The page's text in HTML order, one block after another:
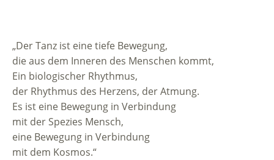
„Der Tanz ist eine tiefe Bewegung,
die aus dem Inneren des Menschen kommt,
Ein biologischer Rhythmus,
der Rhythmus des Herzens, der Atmung.
Es ist eine Bewegung in Verbindung
mit der Spezies Mensch,
eine Bewegung in Verbindung
mit dem Kosmos.“